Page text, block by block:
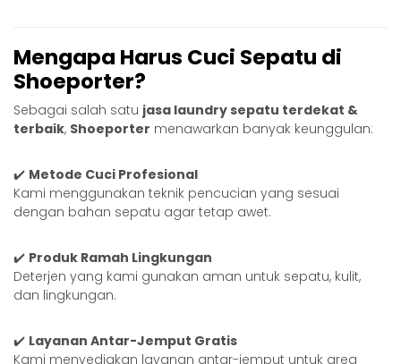
Mengapa Harus Cuci Sepatu di
Shoeporter?
Sebagai salah satu jasa laundry sepatu terdekat &
terbaik, Shoeporter menawarkan banyak keunggulan:
✔️ Metode Cuci Profesional
Kami menggunakan teknik pencucian yang sesuai
dengan bahan sepatu agar tetap awet.
✔️ Produk Ramah Lingkungan
Deterjen yang kami gunakan aman untuk sepatu, kulit,
dan lingkungan.
✔️ Layanan Antar-Jemput Gratis
Kami menyediakan layanan antar-jemput untuk area